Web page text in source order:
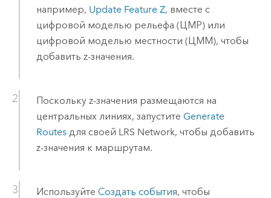
например, Update Feature Z, вместе с
цифровой моделью рельефа (ЦМР) или
цифровой моделью местности (ЦММ), чтобы
добавить z-значения.
Поскольку z-значения размещаются на
центральных линиях, запустите Generate
Routesдля своей LRS Network, чтобы добавить
z-значения к маршрутам.
Используйте Создать события, чтобы